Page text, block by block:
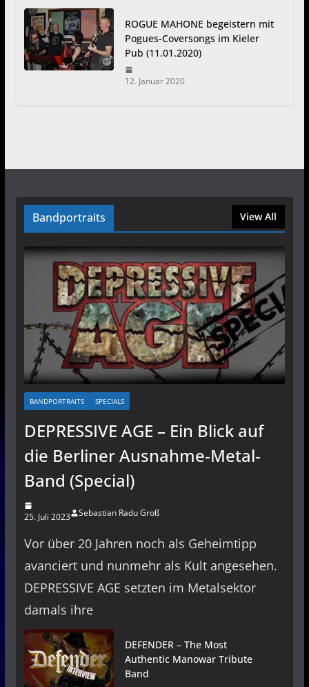
ROGUE MAHONE begeistern mit
Pogues-Coversongs im Kieler
Pub (11.01.2020)
12. Januar 2020
Bandportraits View All
BANDPORTRAITS SPECIALS
DEPRESSIVE AGE – Ein Blick auf
die Berliner Ausnahme-Metal-
Band (Special)
25. Juli 2023 Sebastian Radu Groß
Vor über 20 Jahren noch als Geheimtipp
avanciert und nunmehr als Kult angesehen.
DEPRESSIVE AGE setzten im Metalsektor
damals ihre
DEFENDER – The Most
Authentic Manowar Tribute
Band